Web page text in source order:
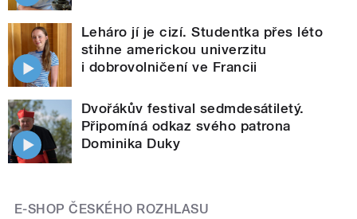
Leháro jí je cizí. Studentka přes léto
stihne americkou univerzitu
i dobrovolničení ve Francii
Dvořákův festival sedmdesátiletý.
Připomíná odkaz svého patrona
Dominika Duky
E-SHOP ČESKÉHO ROZHLASU